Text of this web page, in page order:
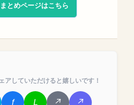
とめページはこちら
アしていただけると嬉しいです！